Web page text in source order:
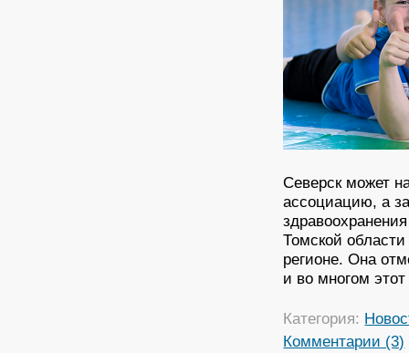
Северск может
ассоциацию, а
Томской
регионе. Она
и во многом
Категория:
Комментарии (3)